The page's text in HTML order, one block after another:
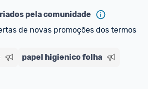
pela comunidade
de novas promoções dos termos
papel higienico folha